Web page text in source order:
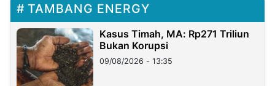
TAMBANG ENERGY
Kasus Timah, MA: Rp271 Triliun
Bukan Korupsi
09/08/2026 - 13:35